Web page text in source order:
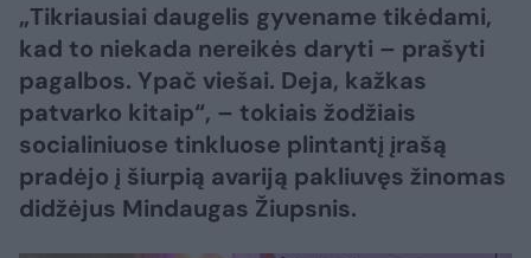
„Tikriausiai daugelis gyvename tikėdami,
kad to niekada nereikės daryti – prašyti
pagalbos. Ypač viešai. Deja, kažkas
patvarko kitaip“, – tokiais žodžiais
socialiniuose tinkluose plintantį įrašą
pradėjo į šiurpią avariją pakliuvęs žinomas
didžėjus Mindaugas Žiupsnis.